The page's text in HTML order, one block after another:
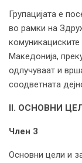
Групацијата е
во рамки на
Македонија,
одлучуваат и
соодветната
II. ОСНОВНИ
Член 3
Основни цели и